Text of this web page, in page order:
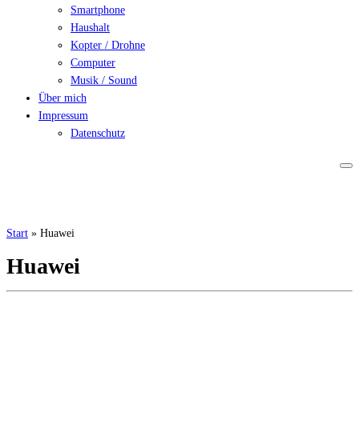
Smartphone
Haushalt
Kopter / Drohne
Computer
Musik / Sound
Über mich
Impressum
Datenschutz
Start » Huawei
Huawei